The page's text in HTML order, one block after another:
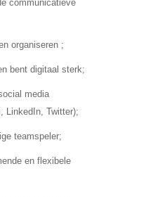
communicatieve
organiseren ;
bent digitaal sterk;
media
LinkedIn, Twitter);
teamspeler;
en flexibele